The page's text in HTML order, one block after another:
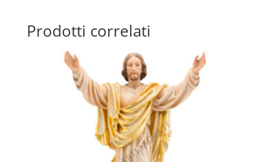
Prodotti correlati